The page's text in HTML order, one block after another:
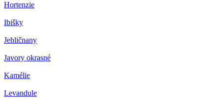
Hortenzie
Ibišky
Jehličnany
Javory okrasné
Kamélie
Levandule